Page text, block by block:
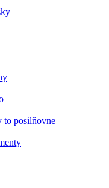
to posilňovne